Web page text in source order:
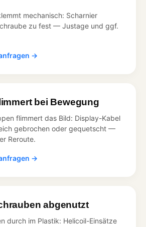
mechanisch: Scharnier
zu fest — Justage und ggf.
→
bei Bewegung
flimmert das Bild: Display-Kabel
gebrochen oder gequetscht —
Reroute.
→
abgenutzt
durch im Plastik: Helicoil-Einsätze